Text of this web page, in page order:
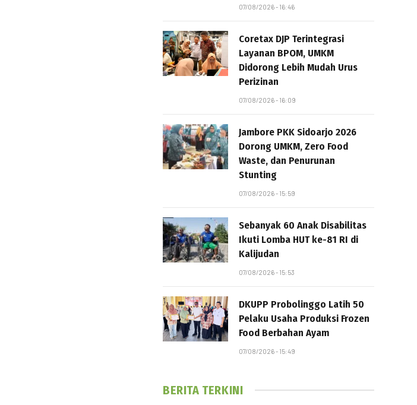
07/08/2026 - 16:46
Coretax DJP Terintegrasi
Layanan BPOM, UMKM
Didorong Lebih Mudah Urus
Perizinan
07/08/2026 - 16:09
Jambore PKK Sidoarjo 2026
Dorong UMKM, Zero Food
Waste, dan Penurunan
Stunting
07/08/2026 - 15:59
Sebanyak 60 Anak Disabilitas
Ikuti Lomba HUT ke-81 RI di
Kalijudan
07/08/2026 - 15:53
DKUPP Probolinggo Latih 50
Pelaku Usaha Produksi Frozen
Food Berbahan Ayam
07/08/2026 - 15:49
BERITA TERKINI